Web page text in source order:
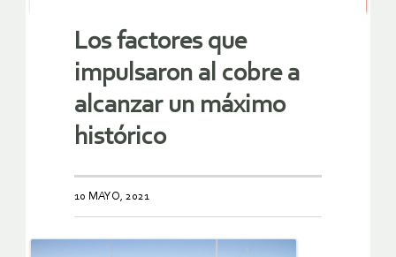
Los factores que
impulsaron al cobre a
alcanzar un máximo
histórico
10 MAYO, 2021